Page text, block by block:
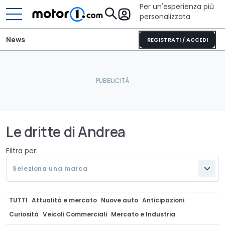
Per un'esperienza più
personalizzata
REGISTRATI / ACCEDI
News
Le dritte di Andrea
Filtra per:
Seleziona una marca
TUTTI Attualità e mercato Nuove auto Anticipazioni
Curiosità Veicoli Commerciali Mercato e Industria